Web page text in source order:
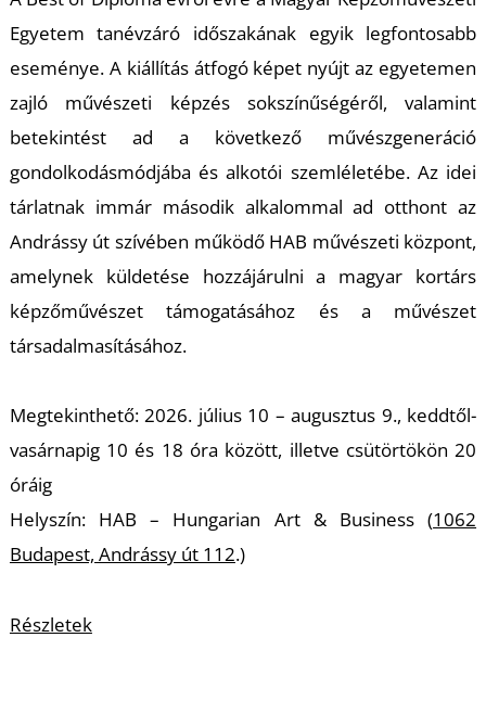
Egyetem tanévzáró időszakának egyik legfontosabb
eseménye. A kiállítás átfogó képet nyújt az egyetemen
zajló művészeti képzés sokszínűségéről, valamint
betekintést ad a következő művészgeneráció
gondolkodásmódjába és alkotói szemléletébe. Az idei
tárlatnak immár második alkalommal ad otthont az
Andrássy út szívében működő HAB művészeti központ,
amelynek küldetése hozzájárulni a magyar kortárs
képzőművészet támogatásához és a művészet
társadalmasításához.
Megtekinthető: 2026. július 10 – augusztus 9., keddtől-
vasárnapig 10 és 18 óra között, illetve csütörtökön 20
óráig
Helyszín: HAB – Hungarian Art & Business (1062
Budapest, Andrássy út 112.)
Részletek